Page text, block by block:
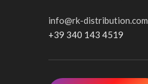
info@rk-distribution.com
+39 340 143 4519